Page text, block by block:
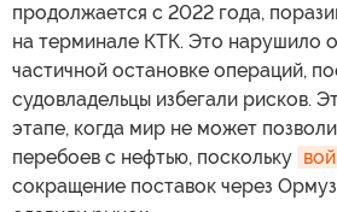
продолжается с 2022 года,
на терминале КТК. Это нарушило
частичной остановке операций,
судовладельцы избегали рисков.
этапе, когда мир не может
перебоев с нефтью, поскольку
сокращение поставок через